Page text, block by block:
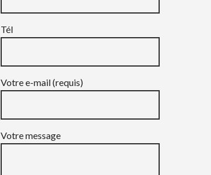
Tél
Votre e-mail (requis)
Votre message